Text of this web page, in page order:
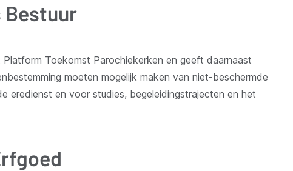
Bestuur
Platform Toekomst Parochiekerken en geeft daarnaast
moeten mogelijk maken van niet-beschermde
eredienst en voor studies, begeleidingstrajecten en het